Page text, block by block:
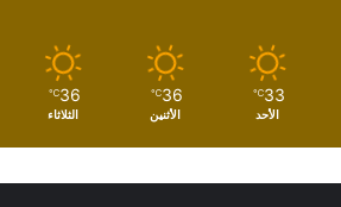
33
℃
الأحد
36
℃
الأثنين
36
℃
الثلاثاء